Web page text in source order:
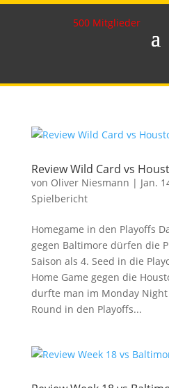
500 Mitglieder
Review Wild Card vs
von Oliver Niesmann | Jan.
Spielbericht
Homegame in den Playoffs
gegen Baltimore dürfen die
Saison als 4. Seed in die
Home Game gegen die
durfte man im Monday Night
Round in den Playoffs...